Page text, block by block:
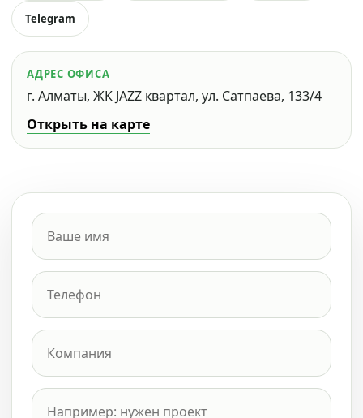
Telegram
АДРЕС ОФИСА
г. Алматы, ЖК JAZZ квартал, ул. Сатпаева, 133/4
Открыть на карте